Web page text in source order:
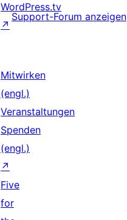
Support-Forum anzeigen
WordPress.tv
↗
Mitwirken
(engl.)
Veranstaltungen
Spenden
(engl.)
↗
Five
for